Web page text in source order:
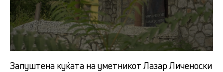
Запуштена куќата на уметникот Лазар Личеноски